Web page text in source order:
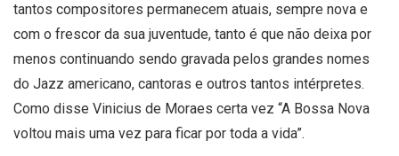
tantos compositores permanecem atuais, sempre nova e
com o frescor da sua juventude, tanto é que não deixa por
menos continuando sendo gravada pelos grandes nomes
do Jazz americano, cantoras e outros tantos intérpretes.
Como disse Vinicius de Moraes certa vez “A Bossa Nova
voltou mais uma vez para ficar por toda a vida”.